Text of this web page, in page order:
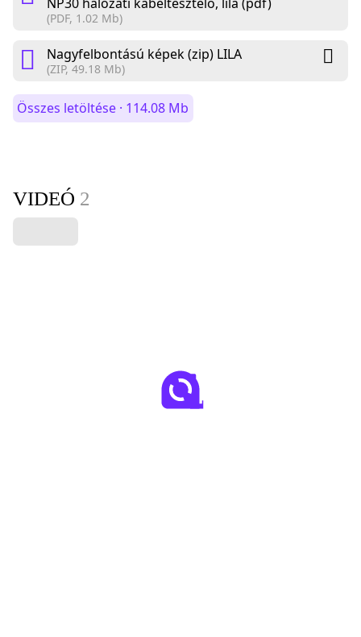
(PDF, 1.02 Mb)
Nagyfelbontású képek (zip) LILA
(ZIP, 49.18 Mb)
Összes letöltése · 114.08 Mb
VIDEÓ 2